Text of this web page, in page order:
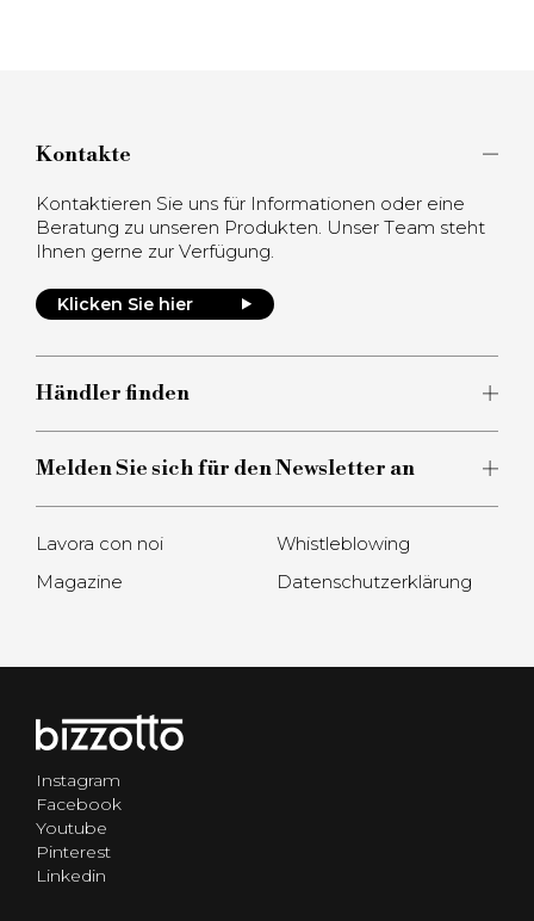
Kontakte
Kontaktieren Sie uns für Informationen oder eine
Beratung zu unseren Produkten. Unser Team steht
Ihnen gerne zur Verfügung.
Klicken Sie hier
Händler finden
Melden Sie sich für den Newsletter an
Lavora con noi
Magazine
Whistleblowing
Datenschutzerklärung
Instagram
Facebook
Youtube
Pinterest
Linkedin